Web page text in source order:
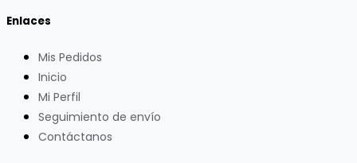
Enlaces
Mis Pedidos
Inicio
Mi Perfil
Seguimiento de envío
Contáctanos